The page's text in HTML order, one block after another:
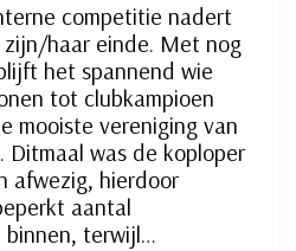
competitie nadert
zijn/haar einde. Met nog
het spannend wie
tot clubkampioen
mooiste vereniging van
Ditmaal was de koploper
afwezig, hierdoor
aantal
binnen, terwijl…